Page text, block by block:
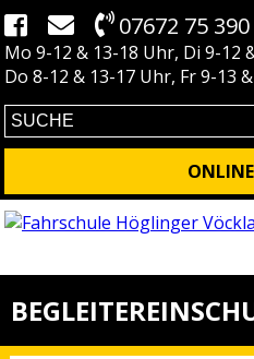
07672 75 390
Mo 9-12 & 13-18 Uhr, Di 9-12
Do 8-12 & 13-17 Uhr, Fr 9-13